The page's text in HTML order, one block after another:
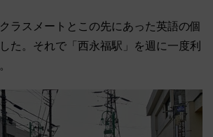
ラスメートとこの先にあった英語の個
た。それで「西永福駅」を週に一度利